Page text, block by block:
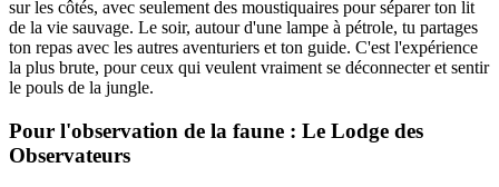
sur les côtés, avec seulement des moustiquaires pour séparer ton lit
de la vie sauvage. Le soir, autour d'une lampe à pétrole, tu partages
ton repas avec les autres aventuriers et ton guide. C'est l'expérience
la plus brute, pour ceux qui veulent vraiment se déconnecter et sentir
le pouls de la jungle.
Pour l'observation de la faune : Le Lodge des
Observateurs